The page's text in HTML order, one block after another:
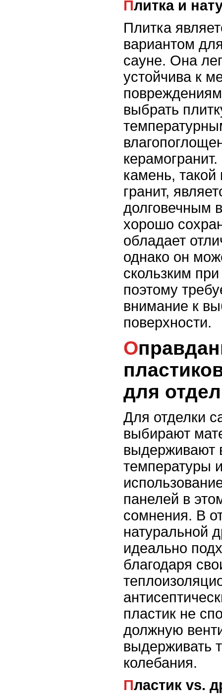
Плитка и
Плитка
вариантом
сауне. Она
устойчива к
выбрать
камень,
гранит,
долговечным
хорошо
обладает
однако он
скользким
поэтому
внимание к
поверхности.
Оправданы ли
для
Для отделки
выбирают
выдерживают
температуры
панелей в
сомнения. В
натуральной
идеально
благодаря
пластик не
должную
выдерживать
колебания.
Пластик vs.